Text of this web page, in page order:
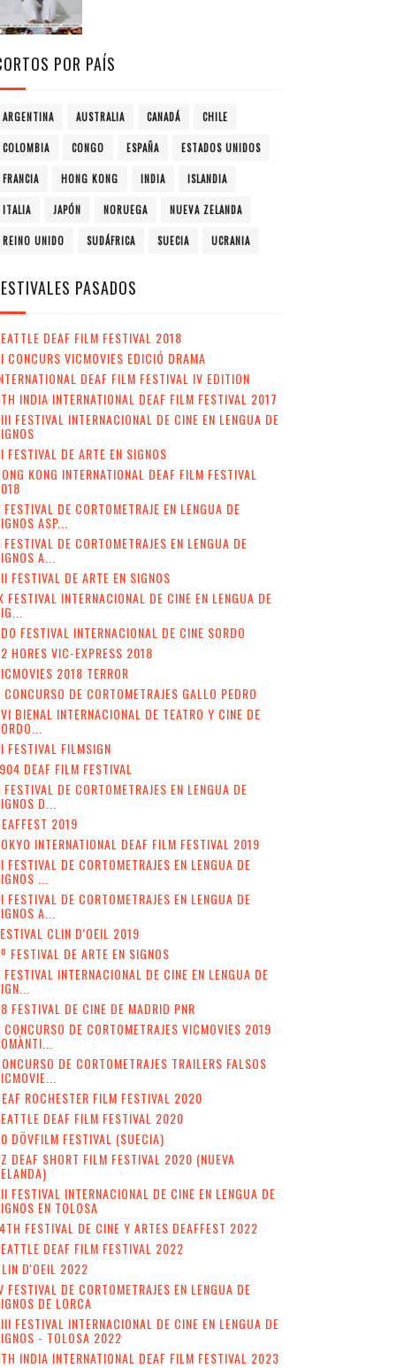
POR PAÍS
ARGENTINA AUSTRALIA CANADÁ CHILE
COLOMBIA CONGO ESPAÑA ESTADOS UNIDOS
FRANCIA HONG KONG INDIA ISLANDIA
ITALIA JAPÓN NORUEGA NUEVA ZELANDA
REINO UNIDO SUDÁFRICA SUECIA UCRANIA
PASADOS
DEAF FILM FESTIVAL 2018
CONCURS VICMOVIES EDICIÓ DRAMA
DEAF FILM FESTIVAL IV EDITION
INDIA INTERNATIONAL DEAF FILM FESTIVAL 2017
FESTIVAL INTERNACIONAL DE CINE EN LENGUA DE
FESTIVAL DE ARTE EN SIGNOS
KONG INTERNATIONAL DEAF FILM FESTIVAL
FESTIVAL DE CORTOMETRAJE EN LENGUA DE
ASP...
FESTIVAL DE CORTOMETRAJES EN LENGUA DE
A...
FESTIVAL DE ARTE EN SIGNOS
FESTIVAL INTERNACIONAL DE CINE EN LENGUA DE
FESTIVAL INTERNACIONAL DE CINE SORDO
HORES VIC-EXPRESS 2018
2018 TERROR
CONCURSO DE CORTOMETRAJES GALLO PEDRO
BIENAL INTERNACIONAL DE TEATRO Y CINE DE
FESTIVAL FILMSIGN
DEAF FILM FESTIVAL
FESTIVAL DE CORTOMETRAJES EN LENGUA DE
D...
2019
INTERNATIONAL DEAF FILM FESTIVAL 2019
FESTIVAL DE CORTOMETRAJES EN LENGUA DE
...
FESTIVAL DE CORTOMETRAJES EN LENGUA DE
A...
CLIN D'OEIL 2019
FESTIVAL DE ARTE EN SIGNOS
FESTIVAL INTERNACIONAL DE CINE EN LENGUA DE
FESTIVAL DE CINE DE MADRID PNR
CONCURSO DE CORTOMETRAJES VICMOVIES 2019
DE CORTOMETRAJES TRAILERS FALSOS
ROCHESTER FILM FESTIVAL 2020
DEAF FILM FESTIVAL 2020
DÖVFILM FESTIVAL (SUECIA)
DEAF SHORT FILM FESTIVAL 2020 (NUEVA
FESTIVAL INTERNACIONAL DE CINE EN LENGUA DE
EN TOLOSA
FESTIVAL DE CINE Y ARTES DEAFFEST 2022
DEAF FILM FESTIVAL 2022
D'OEIL 2022
FESTIVAL DE CORTOMETRAJES EN LENGUA DE
DE LORCA
FESTIVAL INTERNACIONAL DE CINE EN LENGUA DE
- TOLOSA 2022
INDIA INTERNATIONAL DEAF FILM FESTIVAL 2023